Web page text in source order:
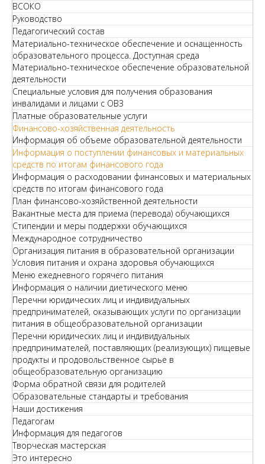
ВСОКО
Руководство
Педагогический состав
Материально-техническое обеспечение и оснащенность
образовательного процесса. Доступная среда
Материально-техническое обеспечение образовательной
деятельности
Специальные условия для получения образования
инвалидами и лицами с ОВЗ
Платные образовательные услуги
Финансово-хозяйственная деятельность
Информация об объеме образовательной деятельности
Информация о поступлении финансовых и материальных
средств по итогам финансового года
Информация о расходовании финансовых и материальных
средств по итогам финансового года
План финансово-хозяйственной деятельности
Вакантные места для приема (перевода) обучающихся
Стипендии и меры поддержки обучающихся
Международное сотрудничество
Организация питания в образовательной организации
Условия питания и охрана здоровья обучающихся
Меню ежедневного горячего питания
Информация о наличии диетического меню
Перечни юридических лиц и индивидуальных
предпринимателей, оказывающих услуги по организации
питания в общеобразовательной организации
Перечни юридических лиц и индивидуальных
предпринимателей, поставляющих (реализующих) пищевые
продукты и продовольственное сырье в
общеобразовательную организацию
Форма обратной связи для родителей
Образовательные стандарты и требования
Наши достижения
Педагогам
Информация для педагогов
Творческая мастерская
Это интересно